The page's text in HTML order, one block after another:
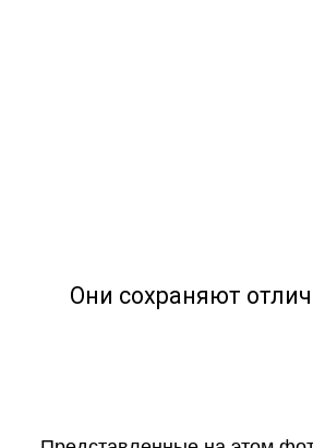
Они сохраняют